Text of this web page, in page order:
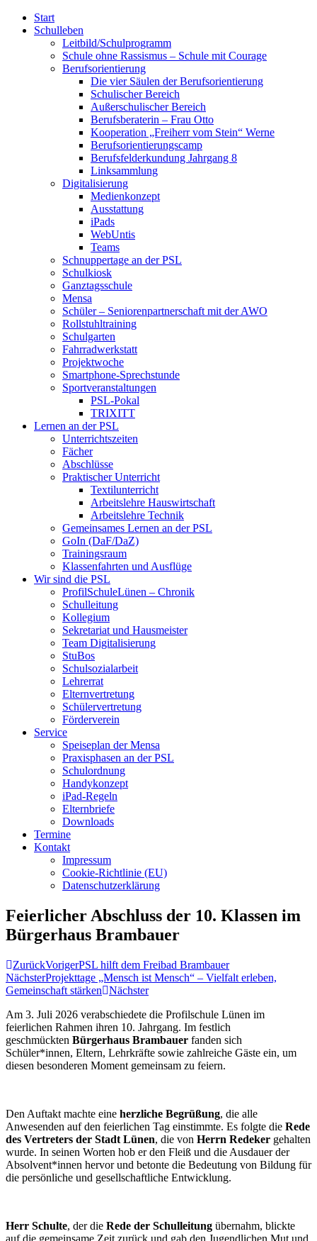
Start
Schulleben
Leitbild/Schulprogramm
Schule ohne Rassismus – Schule mit Courage
Berufsorientierung
Die vier Säulen der Berufsorientierung
Schulischer Bereich
Außerschulischer Bereich
Berufsberaterin – Frau Otto
Kooperation „Freiherr vom Stein“ Werne
Berufsorientierungscamp
Berufsfelderkundung Jahrgang 8
Linksammlung
Digitalisierung
Medienkonzept
Ausstattung
iPads
WebUntis
Teams
Schnuppertage an der PSL
Schulkiosk
Ganztagsschule
Mensa
Schüler – Seniorenpartnerschaft mit der AWO
Rollstuhltraining
Schulgarten
Fahrradwerkstatt
Projektwoche
Smartphone-Sprechstunde
Sportveranstaltungen
PSL-Pokal
TRIXITT
Lernen an der PSL
Unterrichtszeiten
Fächer
Abschlüsse
Praktischer Unterricht
Textilunterricht
Arbeitslehre Hauswirtschaft
Arbeitslehre Technik
Gemeinsames Lernen an der PSL​
GoIn (DaF/DaZ)
Trainingsraum
Klassenfahrten und Ausflüge
Wir sind die PSL
ProfilSchuleLünen – Chronik
Schulleitung
Kollegium
Sekretariat und Hausmeister
Team Digitalisierung
StuBos
Schulsozialarbeit
Lehrerrat
Elternvertretung
Schülervertretung
Förderverein
Service
Speiseplan der Mensa
Praxisphasen an der PSL
Schulordnung
Handykonzept
iPad-Regeln
Elternbriefe
Downloads
Termine
Kontakt
Impressum
Cookie-Richtlinie (EU)
Datenschutzerklärung
Feierlicher Abschluss der 10. Klassen im
Bürgerhaus Brambauer
ZurückVorigerPSL hilft dem Freibad Brambauer
NächsterProjekttage „Mensch ist Mensch“ – Vielfalt erleben,
Gemeinschaft stärken
Nächster
Am 3. Juli 2026 verabschiedete die Profilschule Lünen im
feierlichen Rahmen ihren 10. Jahrgang. Im festlich
geschmückten Bürgerhaus Brambauer fanden sich
Schüler*innen, Eltern, Lehrkräfte sowie zahlreiche Gäste ein, um
diesen besonderen Moment gemeinsam zu feiern.
Den Auftakt machte eine herzliche Begrüßung, die alle
Anwesenden auf den feierlichen Tag einstimmte. Es folgte die Rede
des Vertreters der Stadt Lünen, die von Herrn Redeker gehalten
wurde. In seinen Worten hob er den Fleiß und die Ausdauer der
Absolvent*innen hervor und betonte die Bedeutung von Bildung für
die persönliche und gesellschaftliche Entwicklung.
Herr Schulte, der die Rede der Schulleitung übernahm, blickte
auf die gemeinsame Zeit zurück und gab den Jugendlichen Mut und